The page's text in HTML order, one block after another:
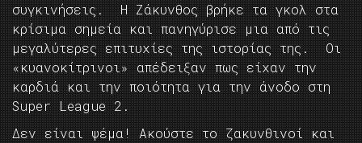
συγκινήσεις. Η Ζάκυνθος βρήκε τα γκολ στα
κρίσιμα σημεία και πανηγύρισε μια από τις
μεγαλύτερες επιτυχίες της ιστορίας της. Οι
«κυανοκίτρινοι» απέδειξαν πως είχαν την
καρδιά και την ποιότητα για την άνοδο στη
Super League 2.
Δεν είναι ψέμα! Ακούστε το ζακυνθινοί και